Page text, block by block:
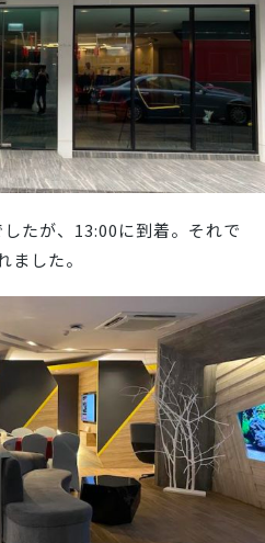
たが、13:00に到着。それで
した。